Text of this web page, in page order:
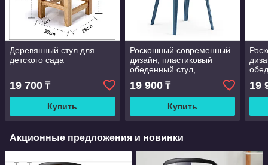
Деревянный стул для
детского сада
19 700 ₸
Купить
Роскошный современный
дизайн, пластиковый
обеденный стул,
сложенный пластиковый
стул для ресторана, кафе
столовая, кухня
19 900₸
Купить
19
Акционные предложения и новинки